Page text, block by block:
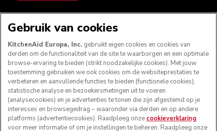
VOLG ONS
Gebruik van cookies
KitchenAid Europa, Inc. gebruikt eigen cookies en cookies van
derden om de functionaliteit van de site te waarborgen en een optimale
browse-ervaring te bieden (strikt noodzakelijke cookies). Met jouw
toestemming gebruiken we ook cookies om de websiteprestaties te
verbeteren en aanvullende functies te bieden (functionele cookies),
statistische analyse en bezoekersmetingen uit te voeren
(analysecookies) en je advertenties te tonen die zijn afgestemd op je
interesses en browsegedrag – waaronder via derden en op andere
platforms (advertentiecookies). Raadpleeg onze cookieverklaring
voor meer informatie of om je instellingen te beheren. Raadpleeg onze